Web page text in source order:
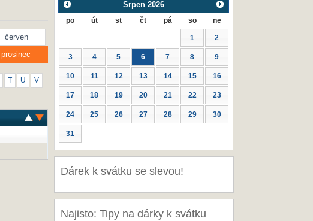
červen
prosinec
T U V
Srpen 2026
po út st čt pá so ne
1 2
3 4 5 6 7 8 9
10 11 12 13 14 15 16
17 18 19 20 21 22 23
24 25 26 27 28 29 30
31
Dárek k svátku se slevou!
Najisto: Tipy na dárky k svátku